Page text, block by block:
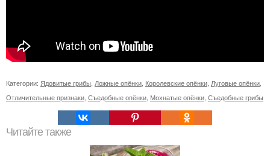
Категории: Ядовитые грибы Ложные опёнки Королевские опёнки Луговые опёнки
Отличительные признаки Съедобные опёнки Мохнатые опёнки Съедобные грибы
Читайте также